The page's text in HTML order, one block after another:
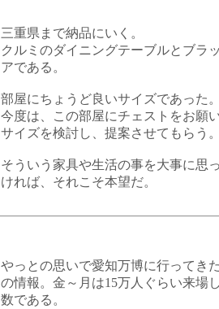
三重県まで納品にいく。
クルミのダイニングテーブルとブラ
アである。
部屋にちょうど良いサイズであった
今度は、この部屋にチェストをお願
サイズを検討し、提案させてもらう
そういう家具や生活の事を大事に思
ければ、それこそ本望だ。
やっとの思いで愛知万博に行ってき
の情報。金～月は15万人ぐらい来場
数である。